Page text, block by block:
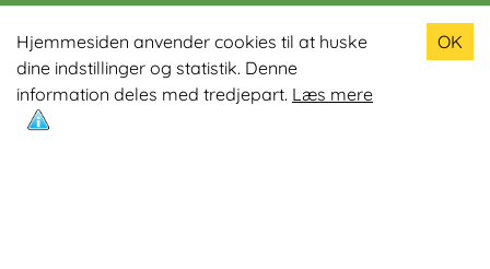
Hjemmesiden anvender cookies til at huske
dine indstillinger og statistik. Denne
information deles med tredjepart. Læs mere
OK
Populære produkter
Odin R900 Romaskine
Odin S900 Spinningcykel